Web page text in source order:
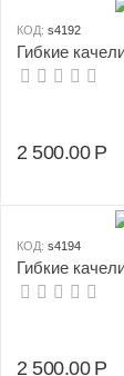
КОД: s4192
Гибкие
2 500.00 Р
КОД: s4194
Гибкие
2 500.00 Р